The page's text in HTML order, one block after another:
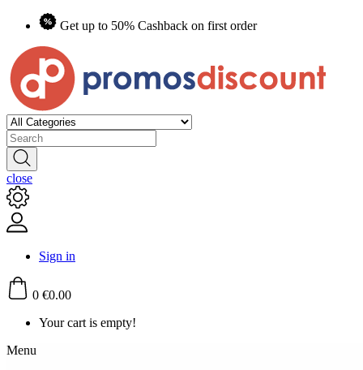
Get up to 50% Cashback on first order
close
Sign in
0 €0.00
Your cart is empty!
Menu